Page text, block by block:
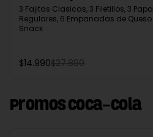
3 Fajitas Clasicas, 3 Filetillos, 3 Papa
Regulares, 6 Empanadas de Queso
Snack
$14.990$27.890
Promos Coca-Cola